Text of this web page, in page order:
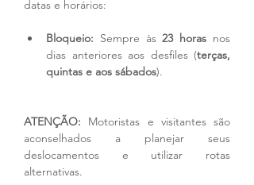
datas e horários:
Bloqueio: Sempre às 23 horas nos
dias anteriores aos desfiles (terças,
quintas e aos sábados).
ATENÇÃO: Motoristas e visitantes são
aconselhados a planejar seus
deslocamentos e utilizar rotas
alternativas.